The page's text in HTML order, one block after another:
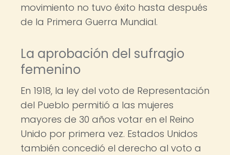
movimiento no tuvo éxito hasta después
de la Primera Guerra Mundial.
La aprobación del sufragio
femenino
En 1918, la ley del voto de Representación
del Pueblo permitió a las mujeres
mayores de 30 años votar en el Reino
Unido por primera vez. Estados Unidos
también concedió el derecho al voto a